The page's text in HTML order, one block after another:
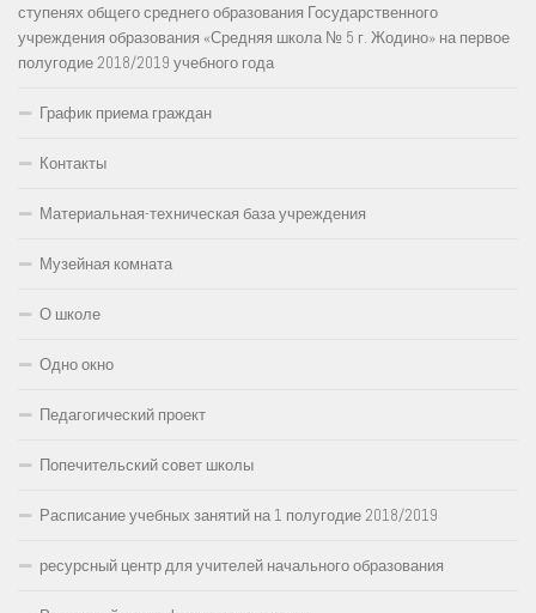
ступенях общего среднего образования Государственного
учреждения образования «Средняя школа № 5 г. Жодино» на первое
полугодие 2018/2019 учебного года
График приема граждан
Контакты
Материальная-техническая база учреждения
Музейная комната
О школе
Одно окно
Педагогический проект
Попечительский совет школы
Расписание учебных занятий на 1 полугодие 2018/2019
ресурсный центр для учителей начального образования